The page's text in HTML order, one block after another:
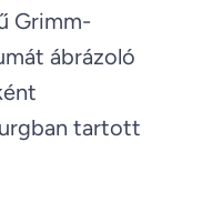
Grimm-
ábrázoló
tartott